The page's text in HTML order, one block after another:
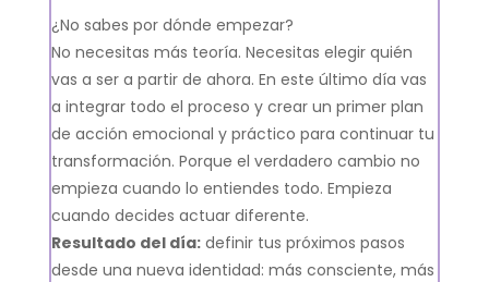
¿No sabes por dónde empezar?
No necesitas más teoría. Necesitas elegir quién
vas a ser a partir de ahora. En este último día vas
a integrar todo el proceso y crear un primer plan
de acción emocional y práctico para continuar tu
transformación. Porque el verdadero cambio no
empieza cuando lo entiendes todo. Empieza
cuando decides actuar diferente.
Resultado del día:definir tus próximos pasos
desde una nueva identidad: más consciente, más